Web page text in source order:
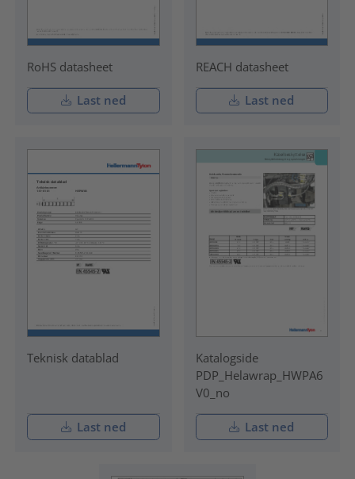
RoHS datasheet
Last ned
REACH datasheet
Last ned
Teknisk datablad
Last ned
Katalogside
PDP_Helawrap_HWPA6
V0_no
Last ned